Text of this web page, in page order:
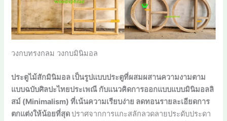
วงกบทรงกลม วงกบมินิมอล
ประตูไม้สักมินิมอล เป็นรูปแบบประตูที่ผสมผสานความงามตาม
แบบฉบับศิลปะไทยประเพณี กับแนวคิดการออกแบบแบบมินิมอลลิ
สม์ (Minimalism) ที่เน้นความเรียบง่าย ลดทอนรายละเอียดการ
ตกแต่งให้น้อยที่สุดปราศจากการแกะสลักลวดลายประดับประดา